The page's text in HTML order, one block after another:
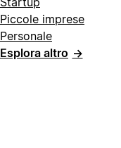
Piccole imprese
Personale
Esplora altro →